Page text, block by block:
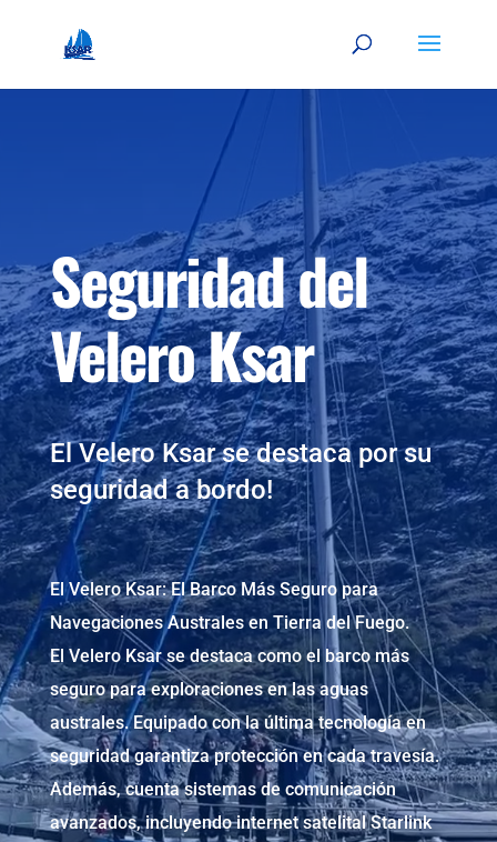
Seguridad del
Velero Ksar
El Velero Ksar se destaca por su
seguridad a bordo!
El Velero Ksar: El Barco Más Seguro para
Navegaciones Australes en Tierra del Fuego.
El Velero Ksar se destaca como el barco más
seguro para exploraciones en las aguas
australes. Equipado con la última tecnología en
seguridad garantiza protección en cada travesía.
Además, cuenta sistemas de comunicación
avanzados, incluyendo internet satelital Starlink